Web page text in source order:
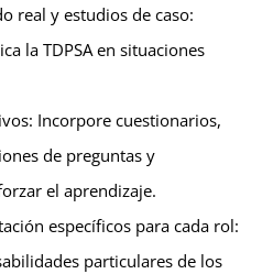
real y estudios de caso:
la TDPSA en situaciones
Incorpore cuestionarios,
de preguntas y
el aprendizaje.
específicos para cada rol:
particulares de los